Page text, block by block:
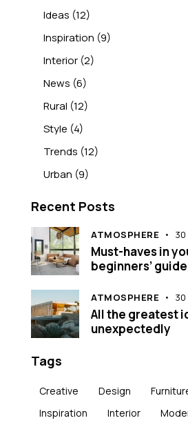
Ideas (12)
Inspiration (9)
Interior (2)
News (6)
Rural (12)
Style (4)
Trends (12)
Urban (9)
Recent Posts
ATMOSPHERE 30
Must-haves in
beginners’ guide
ATMOSPHERE 30
All the greatest
unexpectedly
Tags
Creative Design
Inspiration
Interior